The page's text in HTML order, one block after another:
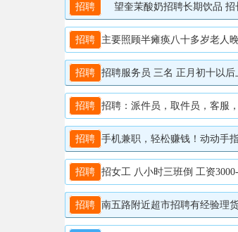
招聘 望奎茉酸奶招聘长期饮品 招
招聘 主要照顾半瘫痪八十多岁老人
招聘 招聘服务员 三名 正月初十以后
招聘 招聘：派件员，取件员，客服
招聘 手机兼职，轻松赚钱！动动手指刷
招聘 招女工 八小时三班倒 工资
招聘 南五路附近超市招聘有经验理